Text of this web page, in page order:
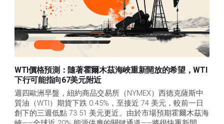
WTI價格預測：隨著霍爾木茲海峽重新開放的希望，WTI
下行可能指向67美元附近
週四歐洲早盤，紐約商品交易所（NYMEX）西德克薩斯中
質油（WTI）期貨下跌 0.45%，至接近 74 美元，較前一日
創下的三週低點 73.51 美元更近。由於市場預期霍爾木茲海